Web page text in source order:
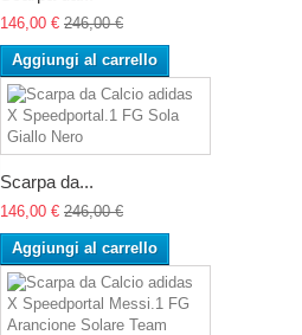
146,00 € 246,00 €
Aggiungi al carrello
Scarpa da...
146,00 € 246,00 €
Aggiungi al carrello